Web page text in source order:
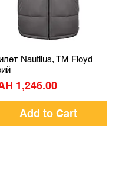
Quick View
Nautilus, TM Floyd
1,246.00
Add to Cart